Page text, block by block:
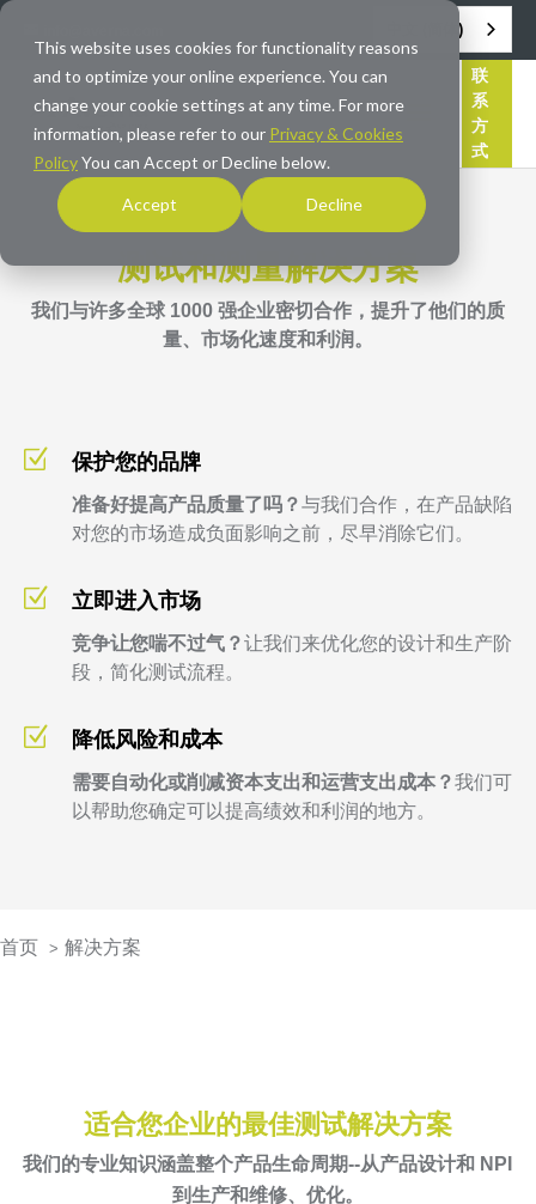
This website uses cookies for functionality reasons
and to optimize your online experience. You can
change your cookie settings at any time. For more
information, please refer to our Privacy & Cookies
PolicyYou can Accept or Decline below.
Accept Decline
中文 (简体)
联
系
方
式
测试和测量解决方案
我们与许多全球 1000 强企业密切合作，提升了他们的质
量、市场化速度和利润。
Z 保护您的品牌
准备好提高产品质量了吗？与我们合作，在产品缺陷
对您的市场造成负面影响之前，尽早消除它们。
Z 立即进入市场
竞争让您喘不过气？让我们来优化您的设计和生产阶
段，简化测试流程。
Z 降低风险和成本
需要自动化或削减资本支出和运营支出成本？我们可
以帮助您确定可以提高绩效和利润的地方。
首页 > 解决方案
适合您企业的最佳测试解决方案
我们的专业知识涵盖整个产品生命周期--从产品设计和 NPI
到生产和维修、优化。